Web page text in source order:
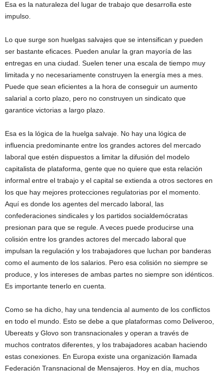
Esa es la naturaleza del lugar de trabajo que desarrolla este
impulso.
Lo que surge son huelgas salvajes que se intensifican y pueden
ser bastante eficaces. Pueden anular la gran mayoría de las
entregas en una ciudad. Suelen tener una escala de tiempo muy
limitada y no necesariamente construyen la energía mes a mes.
Puede que sean eficientes a la hora de conseguir un aumento
salarial a corto plazo, pero no construyen un sindicato que
garantice victorias a largo plazo.
Esa es la lógica de la huelga salvaje. No hay una lógica de
influencia predominante entre los grandes actores del mercado
laboral que estén dispuestos a limitar la difusión del modelo
capitalista de plataforma, gente que no quiere que esta relación
informal entre el trabajo y el capital se extienda a otros sectores en
los que hay mejores protecciones regulatorias por el momento.
Aquí es donde los agentes del mercado laboral, las
confederaciones sindicales y los partidos socialdemócratas
presionan para que se regule. A veces puede producirse una
colisión entre los grandes actores del mercado laboral que
impulsan la regulación y los trabajadores que luchan por banderas
como el aumento de los salarios. Pero esa colisión no siempre se
produce, y los intereses de ambas partes no siempre son idénticos.
Es importante tenerlo en cuenta.
Como se ha dicho, hay una tendencia al aumento de los conflictos
en todo el mundo. Esto se debe a que plataformas como Deliveroo,
Ubereats y Glovo son transnacionales y operan a través de
muchos contratos diferentes, y los trabajadores acaban haciendo
estas conexiones. En Europa existe una organización llamada
Federación Transnacional de Mensajeros. Hoy en día, muchos